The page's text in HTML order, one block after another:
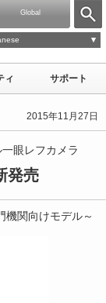
Global
ィ サポート
2015年11月27日
眼レフカメラ
発売
機関向けモデル～